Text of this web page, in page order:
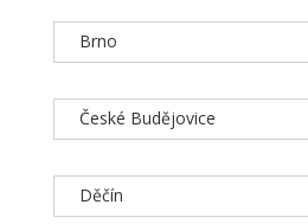
Brno
České Budějovice
Děčín